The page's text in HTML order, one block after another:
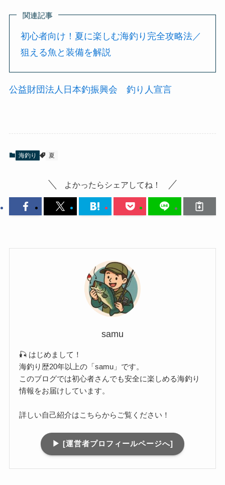
関連記事
初心者向け！夏に楽しむ海釣り完全攻略法／
狙える魚と装備を解説
公益財団法人日本釣振興会 釣り人宣言
海釣り 夏
よかったらシェアしてね！
samu
🎣 はじめまして！
海釣り歴20年以上の「samu」です。
このブログでは初心者さんでも安全に楽しめる海釣り
情報をお届けしています。
詳しい自己紹介はこちらからご覧ください！
▶︎ [運営者プロフィールページへ]